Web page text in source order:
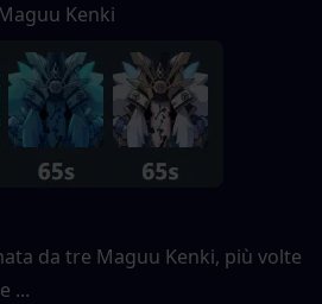
Kenki
da tre Maguu Kenki, più volte
...